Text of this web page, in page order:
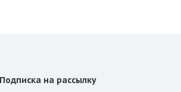
Подписка на рассылку